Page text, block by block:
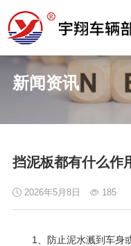
新闻资讯
挡泥板都有什么作
2026年5月8日 185
1、防止泥水溅到车身